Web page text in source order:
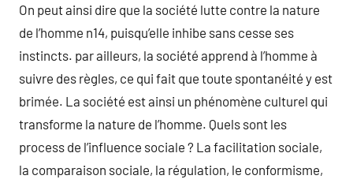
On peut ainsi dire que la société lutte contre la nature
de l’homme n14, puisqu’elle inhibe sans cesse ses
instincts. par ailleurs, la société apprend à l’homme à
suivre des règles, ce qui fait que toute spontanéité y est
brimée. La société est ainsi un phénomène culturel qui
transforme la nature de l’homme. Quels sont les
process de l’influence sociale ? La facilitation sociale,
la comparaison sociale, la régulation, le conformisme,